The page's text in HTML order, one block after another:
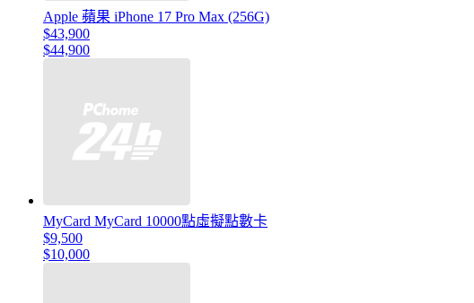
Apple 蘋果 iPhone 17 Pro Max (256G)
$43,900
$44,900
MyCard MyCard 10000點虛擬點數卡
$9,500
$10,000